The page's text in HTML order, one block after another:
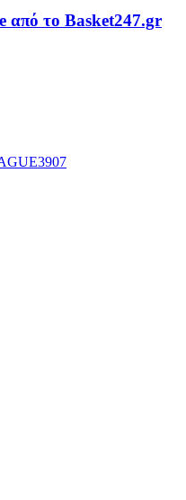
από το Basket247.gr
3907